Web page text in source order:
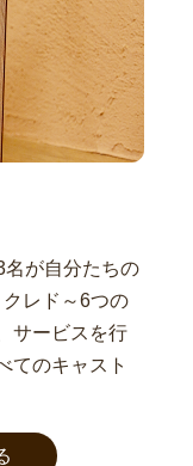
が自分たちの
レド～6つの
サービスを行
てのキャスト